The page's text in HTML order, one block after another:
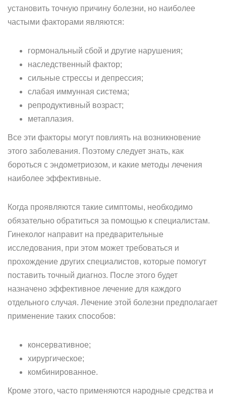
установить точную причину болезни, но наиболее
частыми факторами являются:
гормональный сбой и другие нарушения;
наследственный фактор;
сильные стрессы и депрессия;
слабая иммунная система;
репродуктивный возраст;
метаплазия.
Все эти факторы могут повлиять на возникновение
этого заболевания. Поэтому следует знать, как
бороться с эндометриозом, и какие методы лечения
наиболее эффективные.
Когда проявляются такие симптомы, необходимо
обязательно обратиться за помощью к специалистам.
Гинеколог направит на предварительные
исследования, при этом может требоваться и
прохождение других специалистов, которые помогут
поставить точный диагноз. После этого будет
назначено эффективное лечение для каждого
отдельного случая. Лечение этой болезни предполагает
применение таких способов:
консервативное;
хирургическое;
комбинированное.
Кроме этого, часто применяются народные средства и